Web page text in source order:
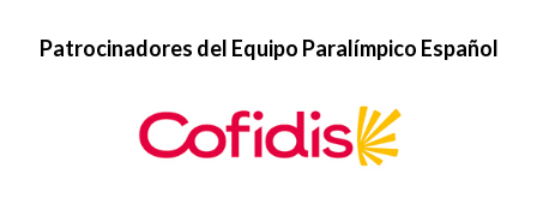
Patrocinadores del Equipo Paralímpico Español